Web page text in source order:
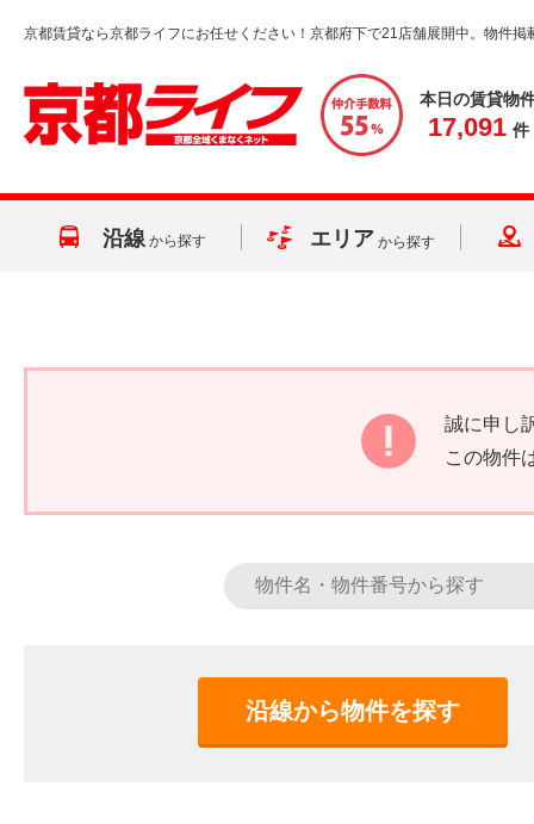
京都賃貸なら京都ライフにお任せください！京都府下で21店舗展開中。物件掲
本日の賃貸物
17,091 件
沿線 から探す エリア から探す
誠に申し
この物件
沿線から物件を探す